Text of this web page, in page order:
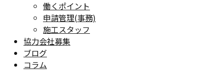
働くポイント
申請管理(事務)
施工スタッフ
協力会社募集
ブログ
コラム